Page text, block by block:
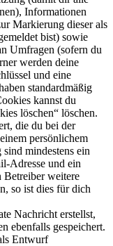
Informationen
Markierung dieser als
bist) sowie
Umfragen (sofern du
werden deine
und eine
standardmäßig
kannst du
löschen“ löschen.
die du bei der
persönlichem
mindestens ein
Adresse und ein
Betreiber weitere
so ist dies für dich
Nachricht erstellst,
ebenfalls gespeichert.
Entwurf